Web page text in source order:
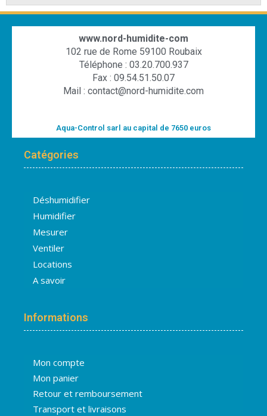
www.nord-humidite-com
102 rue de Rome 59100 Roubaix
Téléphone : 03.20.700.937
Fax : 09.54.51.50.07
Mail : contact@nord-humidite.com
Aqua-Control sarl au capital de 7650 euros
Catégories
Déshumidifier
Humidifier
Mesurer
Ventiler
Locations
A savoir
Informations
Mon compte
Mon panier
Retour et remboursement
Transport et livraisons